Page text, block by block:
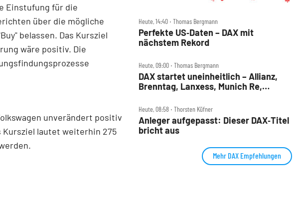
Einstufung für die
über die mögliche
belassen. Das Kursziel
wäre positiv. Die
unverändert positiv
lautet weiterhin 275
Heute, 14:40 ‧ Thomas Bergmann
Perfekte US‑Daten – DAX mit
nächstem Rekord
Heute, 09:00 ‧ Thomas Bergmann
DAX startet uneinheitlich – Allianz,
Brenntag, Lanxess, Munich Re,
Heute, 08:58 ‧ Thorsten Küfner
Anleger aufgepasst: Dieser DAX‑Titel
bricht aus
Mehr DAX Empfehlungen